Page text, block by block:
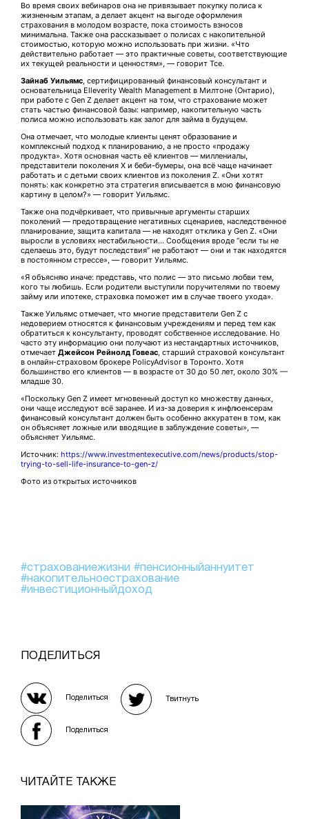
Во время своих вебинаров она не привязывает покупку полиса к
жизненным этапам, а делает акцент на выгоде оформления
страхования в молодом возрасте, пока стоимость взносов
минимальна. Также она рассказывает о полисах с накопительной
стоимостью, которую можно использовать при жизни. «Что
действительно работает — это практичные советы, соответствующие
их текущей реальности и ценностям», — говорит Тсе.
Зайнаб Уильямс, сертифицированный финансовый консультант и
основательница Elleverity Wealth Management в Милтоне (Онтарио),
при работе с Gen Z делает акцент на том, что страхование может
стать частью финансовой базы: например, накопительную часть
полиса можно использовать как залог для займа в будущем.
Она отмечает, что молодые клиенты ценят образование и
комплексный подход к планированию, а не просто «продажу
продукта». Хотя основная часть её клиентов — миллениалы,
представители поколения X и беби-бумеры, она всё чаще начинает
работать и с детьми своих клиентов из поколения Z. «Они хотят
понять: как конкретно эта стратегия вписывается в мою финансовую
картину в целом?» — говорит Уильямс.
Также она подчёркивает, что привычные аргументы старших
поколений — предотвращение негативных сценариев, наследственное
планирование, защита капитала — не находят отклика у Gen Z. «Они
выросли в условиях нестабильности… Сообщения вроде “если ты не
сделаешь это, будут последствия” не работают — они и так находятся
в постоянном стрессе», — говорит Уильямс.
«Я объясняю иначе: представь, что полис — это письмо любви тем,
кого ты любишь. Если родители выступили поручителями по твоему
займу или ипотеке, страховка поможет им в случае твоего ухода».
Также Уильямс отмечает, что многие представители Gen Z с
недоверием относятся к финансовым учреждениям и перед тем как
обратиться к консультанту, проводят собственное исследование. Но
часто эту информацию они получают из нестандартных источников,
отмечает Джейсон Рейнолд Говеас, старший страховой консультант
в онлайн-страховом брокере PolicyAdvisor в Торонто. Хотя
большинство его клиентов — в возрасте от 30 до 50 лет, около 30% —
младше 30.
«Поскольку Gen Z имеет мгновенный доступ ко множеству данных,
они чаще исследуют всё заранее. И из-за доверия к инфлюенсерам
финансовый консультант должен быть особенно аккуратен в том, как
он объясняет ложные или вводящие в заблуждение советы», —
объясняет Уильямс.
Источник: https://www.investmentexecutive.com/news/products/stop-
trying-to-sell-life-insurance-to-gen-z/
Фото из открытых источников
#страхованиежизни #пенсионныйаннуитет
#накопительноестрахование
#инвестиционныйдоход
ПОДЕЛИТЬСЯ
Поделиться Твитнуть
Поделиться
ЧИТАЙТЕ ТАКЖЕ